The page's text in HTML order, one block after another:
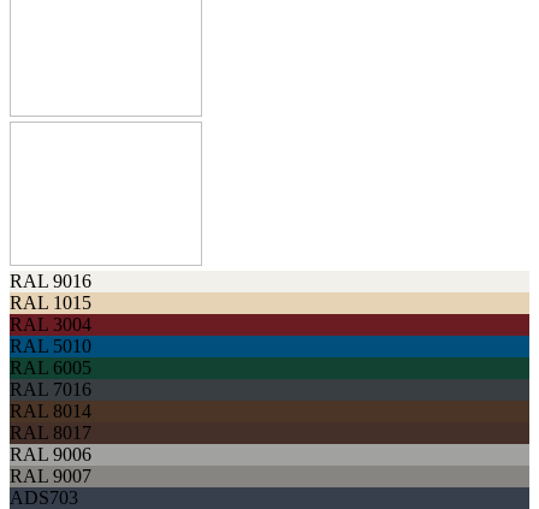
RAL 9016
RAL 1015
RAL 3004
RAL 5010
RAL 6005
RAL 7016
RAL 8014
RAL 8017
RAL 9006
RAL 9007
ADS703